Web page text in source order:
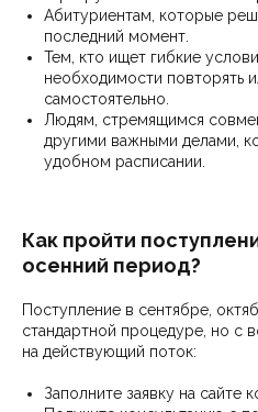
Абитуриентам, которые
последний момент.
Тем, кто ищет гибкие
необходимости повторять
самостоятельно.
Людям, стремящимся
другими важными делами,
удобном расписании.
Как пройти
осенний период?
Поступление в сентябре,
стандартной процедуре, но с
на действующий поток:
Заполните заявку на сайте